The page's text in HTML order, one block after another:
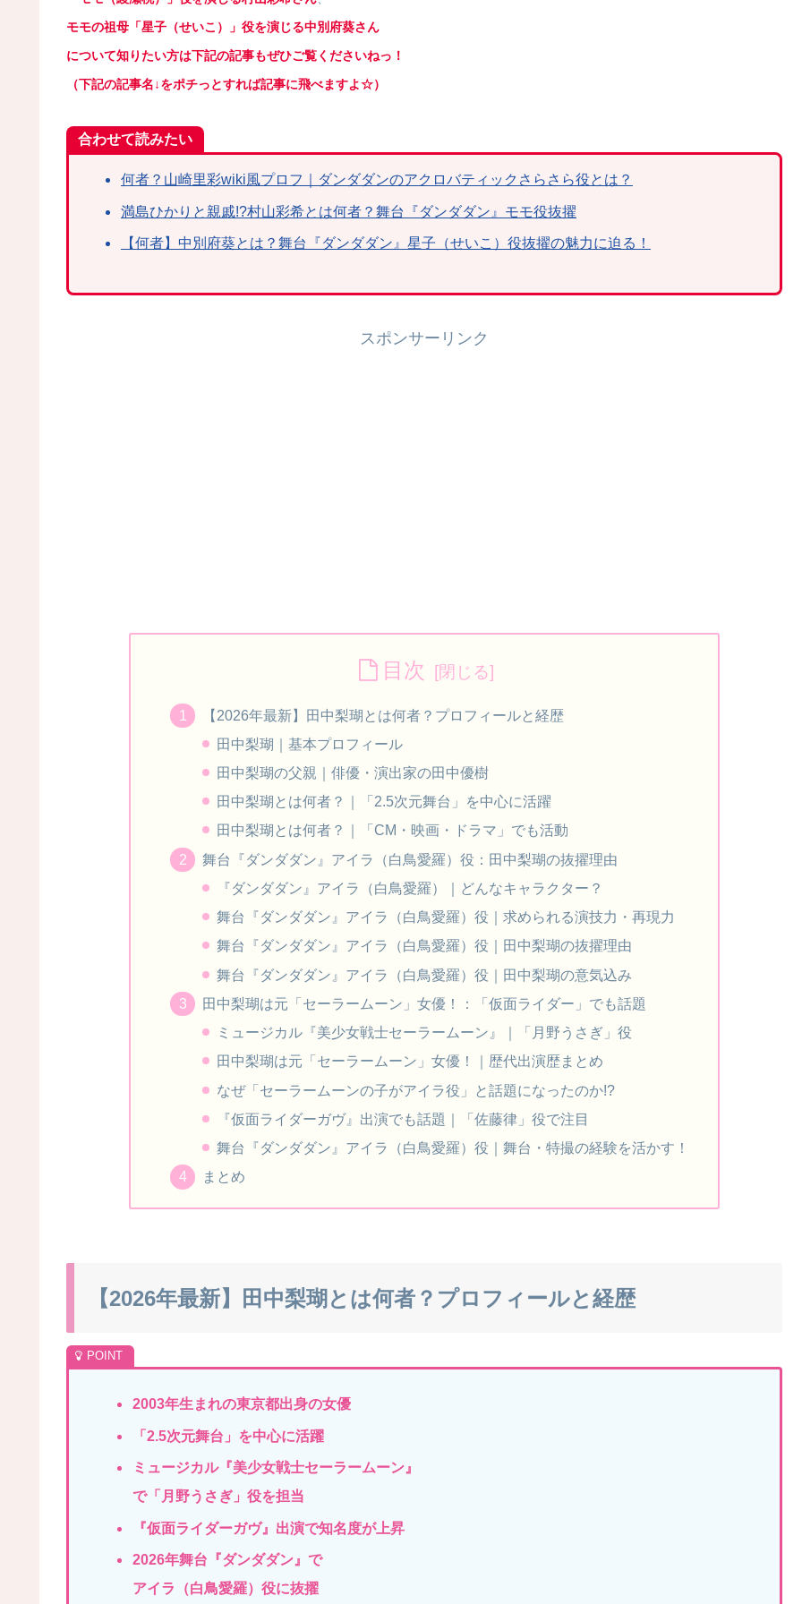
モモの祖母「星子（せいこ）」役を演じる中別府葵さん
について知りたい方は下記の記事もぜひご覧くださいねっ！
（下記の記事名↓をポチっとすれば記事に飛べますよ☆）
合わせて読みたい
何者？山崎里彩wiki風プロフ｜ダンダダンのアクロバティックさらさら役とは？
満島ひかりと親戚!?村山彩希とは何者？舞台『ダンダダン』モモ役抜擢
【何者】中別府葵とは？舞台『ダンダダン』星子（せいこ）役抜擢の魅力に迫る！
スポンサーリンク
目次
【2026年最新】田中梨瑚とは何者？プロフィールと経歴
田中梨瑚｜基本プロフィール
田中梨瑚の父親｜俳優・演出家の田中優樹
田中梨瑚とは何者？｜「2.5次元舞台」を中心に活躍
田中梨瑚とは何者？｜「CM・映画・ドラマ」でも活動
舞台『ダンダダン』アイラ（白鳥愛羅）役：田中梨瑚の抜擢理由
『ダンダダン』アイラ（白鳥愛羅）｜どんなキャラクター？
舞台『ダンダダン』アイラ（白鳥愛羅）役｜求められる演技力・再現力
舞台『ダンダダン』アイラ（白鳥愛羅）役｜田中梨瑚の抜擢理由
舞台『ダンダダン』アイラ（白鳥愛羅）役｜田中梨瑚の意気込み
田中梨瑚は元「セーラームーン」女優！：「仮面ライダー」でも話題
ミュージカル『美少女戦士セーラームーン』｜「月野うさぎ」役
田中梨瑚は元「セーラームーン」女優！｜歴代出演歴まとめ
なぜ「セーラームーンの子がアイラ役」と話題になったのか!?
『仮面ライダーガヴ』出演でも話題｜「佐藤律」役で注目
舞台『ダンダダン』アイラ（白鳥愛羅）役｜舞台・特撮の経験を活かす！
まとめ
【2026年最新】田中梨瑚とは何者？プロフィールと経歴
2003年生まれの東京都出身の女優
「2.5次元舞台」を中心に活躍
ミュージカル『美少女戦士セーラームーン』
で「 月野うさぎ」役を担当
『仮面ライダーガヴ』出演で知名度が上昇
2026年舞台『ダンダダン』で
アイラ（白鳥愛羅）役に抜擢